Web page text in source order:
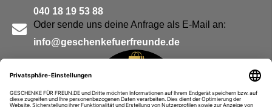
040 18 19 53 88
Oder sende uns deine Anfrage als E-Mail an:
info@geschenkefuerfreunde.de